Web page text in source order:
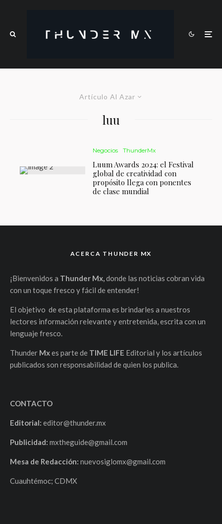
Artículo Al Azar
luu
Negocios ThunderMx
Luum Awards 2024: el Festival
global de creatividad con
propósito llega con ponentes
de clase mundial
ACERCA THUNDER MX
¡Bienvenidos a Thunder Mx,donde las noticias cobran vida
con un toque fresco y fácil de entender!
El objetivo de esta plataforma es brindarles a nuestros
lectores información relevante y entretenida, escrita con un
lenguaje fresco.
Thunder Mxes parte de TIME LIFE Editorial y los artículos
publicados son responsabilidad de quien los publica.
CONTACTO
Editorial: editor@thunder.mx
Publicidad: mxtheguide@gmail.com
Mesa de Redacción: nuevosiglomx@gmail.com
Cuauhtémoc; CDMX